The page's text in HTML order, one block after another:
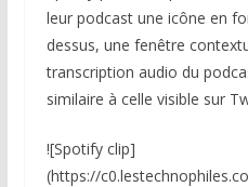
leur podcast une icône en
dessus, une fenêtre
transcription audio du
similaire à celle visible sur
![Spotify clip]
(https://